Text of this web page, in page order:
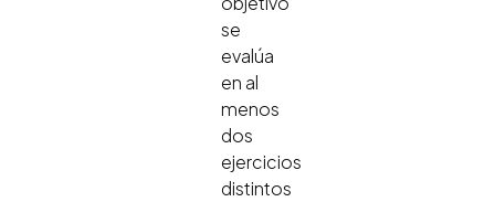
se
evalúa
en al
menos
dos
ejercicios
distintos